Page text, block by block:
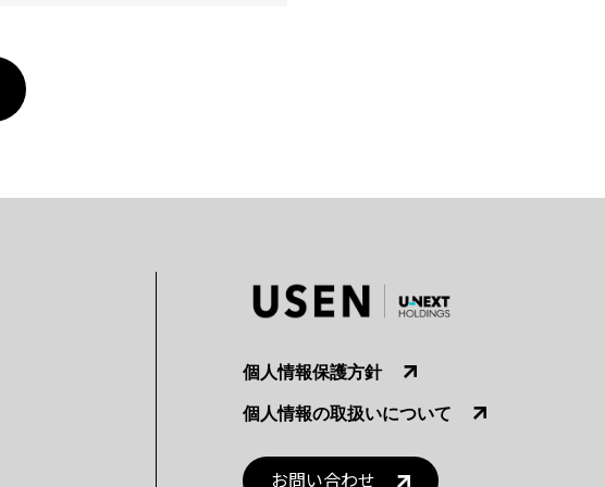
個人情報保護方針
個人情報の取扱いについて
お問い合わせ